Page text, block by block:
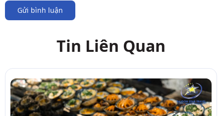
Gửi bình luận
Tin Liên Quan